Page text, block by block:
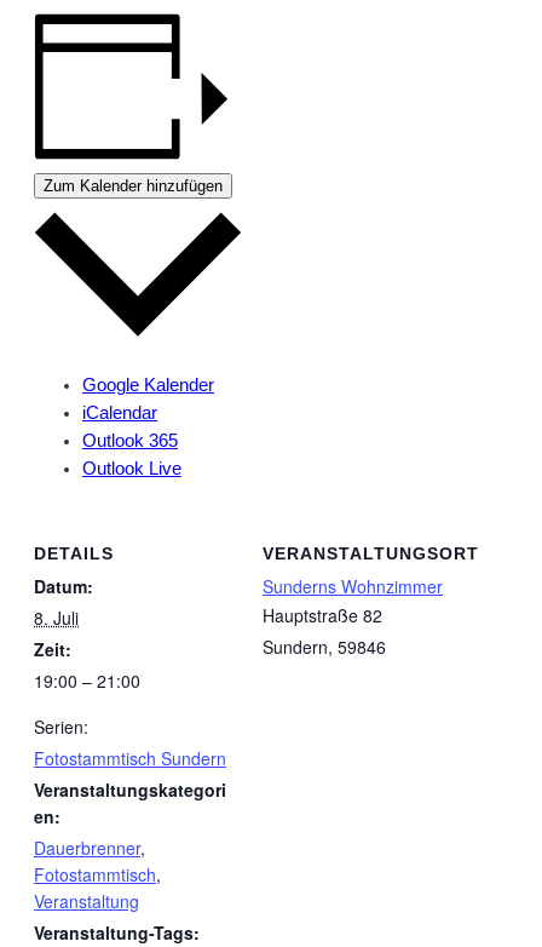
Zum Kalender hinzufügen
Google Kalender
iCalendar
Outlook 365
Outlook Live
DETAILS
Datum:
8. Juli
Zeit:
19:00 – 21:00
Serien:
Fotostammtisch Sundern
Veranstaltungskategori
en:
Dauerbrenner,
Fotostammtisch,
Veranstaltung
Veranstaltung-Tags:
VERANSTALTUNGSORT
Sunderns Wohnzimmer
Hauptstraße 82
Sundern, 59846